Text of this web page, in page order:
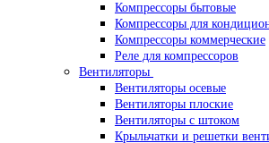
Компрессоры бытовые
Компрессоры для
Компрессоры коммерческие
Реле для компрессоров
Вентиляторы
Вентиляторы осевые
Вентиляторы плоские
Вентиляторы с штоком
Крыльчатки и решетки